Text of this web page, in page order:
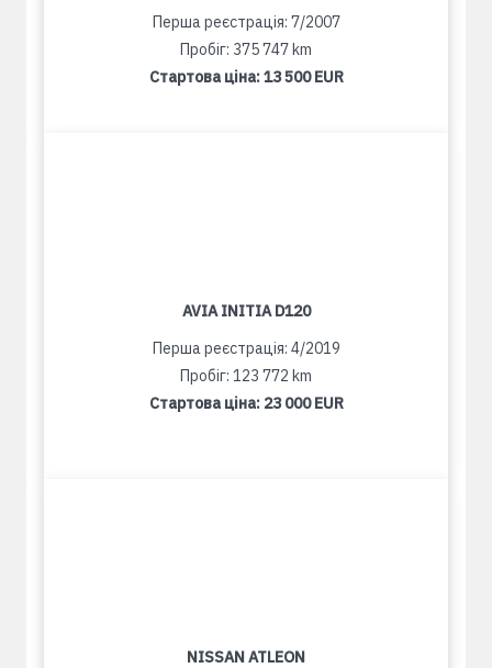
Перша реєстрація: 7/2007
Пробіг: 375 747 km
Стартова ціна:13 500 EUR
AVIA INITIA D120
Перша реєстрація: 4/2019
Пробіг: 123 772 km
Стартова ціна: 23 000 EUR
NISSAN ATLEON